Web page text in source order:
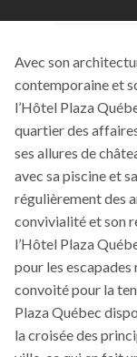
Avec son
contemporaine et
l’Hôtel Plaza
quartier des
ses allures de
avec sa piscine et
régulièrement des
convivialité et son
l’Hôtel Plaza
pour les
convoité pour la
Plaza Québec
la croisée des